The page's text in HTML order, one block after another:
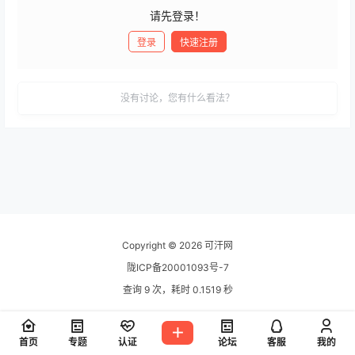
请先登录！
登录 快速注册
没有讨论，您有什么看法？
Copyright © 2026 可汗网
陇ICP备20001093号-7
查询 9 次，耗时 0.1519 秒
首页 专题 认证 论坛 客服 我的